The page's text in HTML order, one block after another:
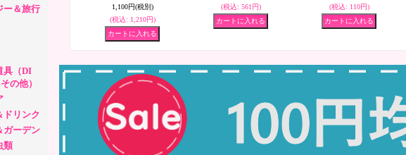
ー＆旅行
具（DI
の他）
ドリンク
ガーデン
類
1,100円(税別)
(税込: 1,210円)
(税込: 561円)
(税込: 110円)